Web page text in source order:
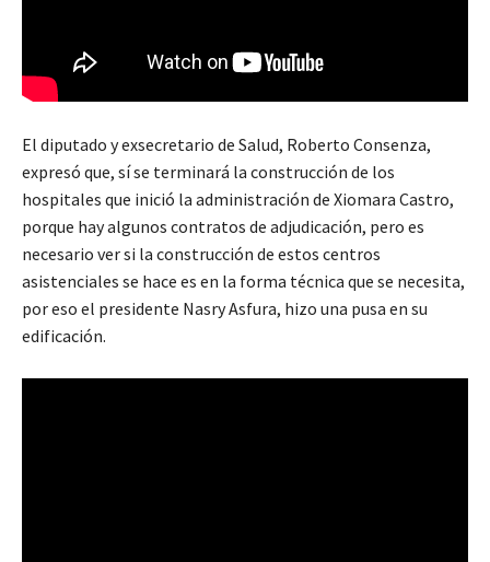
El diputado y exsecretario de Salud, Roberto Consenza,
expresó que, sí se terminará la construcción de los
hospitales que inició la administración de Xiomara Castro,
porque hay algunos contratos de adjudicación, pero es
necesario ver si la construcción de estos centros
asistenciales se hace es en la forma técnica que se necesita,
por eso el presidente Nasry Asfura, hizo una pusa en su
edificación.